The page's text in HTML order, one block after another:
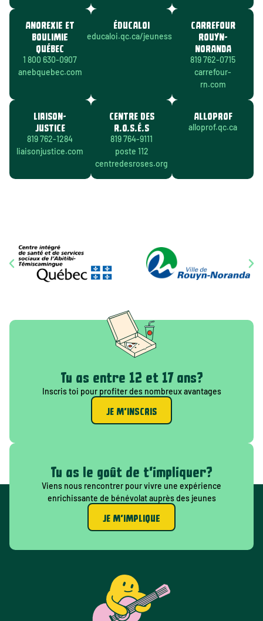
ANOREXIE ET
BOULIMIE
QUÉBEC
1 800 630-0907
anebquebec.com
ÉDUCALOI
educaloi.qc.ca/jeunesse
CARREFOUR
ROUYN-
NORANDA
819 762-0715
carrefour-
rn.com
LIAISON-
JUSTICE
819 762-1284
liaisonjustice.com
CENTRE DES
R.O.S.É.S
819 764-9111
poste 112
centredesroses.org
ALLOPROF
alloprof.qc.ca
Tu as entre 12 et 17 ans?
Inscris toi pour profiter des nombreux avantages
JE M'INSCRIS
Tu as le goût de t'impliquer?
Viens nous rencontrer pour vivre une expérience
enrichissante de bénévolat auprès des jeunes
JE M'IMPLIQUE